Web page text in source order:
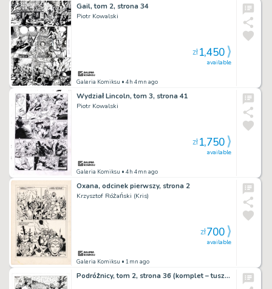
Gail, tom 2, strona 34
Piotr Kowalski
Galeria Komiksu • 4h 4mn ago
available
zł1,450
Wydział Lincoln, tom 3, strona 41
Piotr Kowalski
Galeria Komiksu • 4h 4mn ago
available
zł1,750
Oxana, odcinek pierwszy, strona 2
Krzysztof Różański (Kris)
Galeria Komiksu • 1mn ago
available
zł700
Podróżnicy, tom 2, strona 36 (komplet – tusz i kolor)